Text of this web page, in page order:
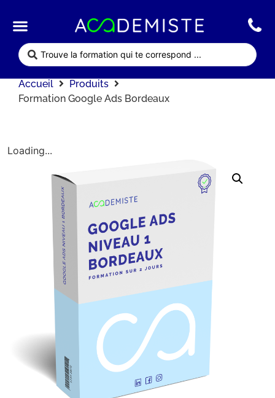
Accueil
Produits
Formation Google Ads Bordeaux
Loading...